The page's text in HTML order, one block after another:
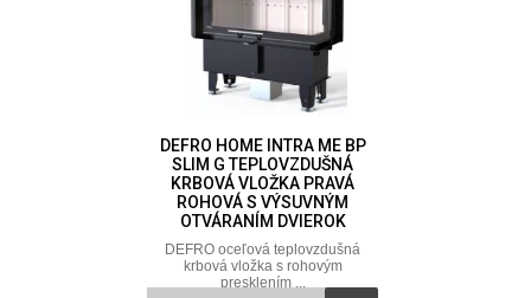
DEFRO HOME INTRA ME BP
SLIM G TEPLOVZDUŠNÁ
KRBOVÁ VLOŽKA PRAVÁ
ROHOVÁ S VÝSUVNÝM
OTVÁRANÍM DVIEROK
DEFRO oceľová teplovzdušná
krbová vložka s rohovým
presklením ...